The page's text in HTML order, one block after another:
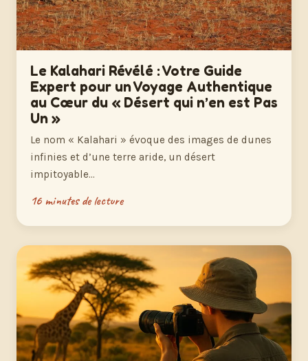
Le Kalahari Révélé : Votre Guide
Expert pour un Voyage Authentique
au Cœur du « Désert qui n’en est Pas
Un »
Le nom « Kalahari » évoque des images de dunes
infinies et d’une terre aride, un désert
impitoyable…
16 minutes de lecture